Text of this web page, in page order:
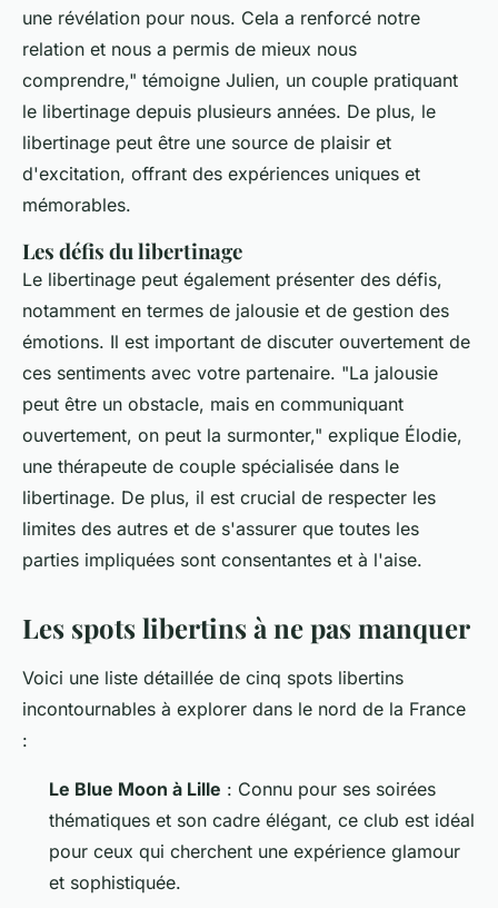
une révélation pour nous. Cela a renforcé notre
relation et nous a permis de mieux nous
comprendre," témoigne Julien, un couple pratiquant
le libertinage depuis plusieurs années. De plus, le
libertinage peut être une source de plaisir et
d'excitation, offrant des expériences uniques et
mémorables.
Les défis du libertinage
Le libertinage peut également présenter des défis,
notamment en termes de jalousie et de gestion des
émotions. Il est important de discuter ouvertement de
ces sentiments avec votre partenaire. "La jalousie
peut être un obstacle, mais en communiquant
ouvertement, on peut la surmonter," explique Élodie,
une thérapeute de couple spécialisée dans le
libertinage. De plus, il est crucial de respecter les
limites des autres et de s'assurer que toutes les
parties impliquées sont consentantes et à l'aise.
Les spots libertins à ne pas manquer
Voici une liste détaillée de cinq spots libertins
incontournables à explorer dans le nord de la France
:
Le Blue Moon à Lille : Connu pour ses soirées
thématiques et son cadre élégant, ce club est idéal
pour ceux qui cherchent une expérience glamour
et sophistiquée.